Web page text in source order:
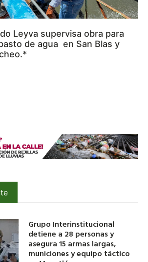
Leyva supervisa obra para
de agua en San Blas y
Grupo Interinstitucional
detiene a 28 personas y
asegura 15 armas largas,
municiones y equipo táctico